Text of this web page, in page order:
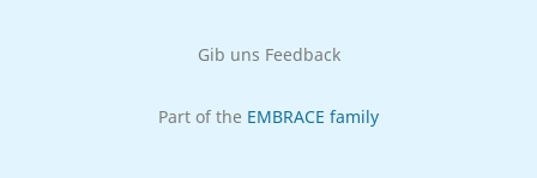
Gib uns Feedback
Part of the EMBRACE family